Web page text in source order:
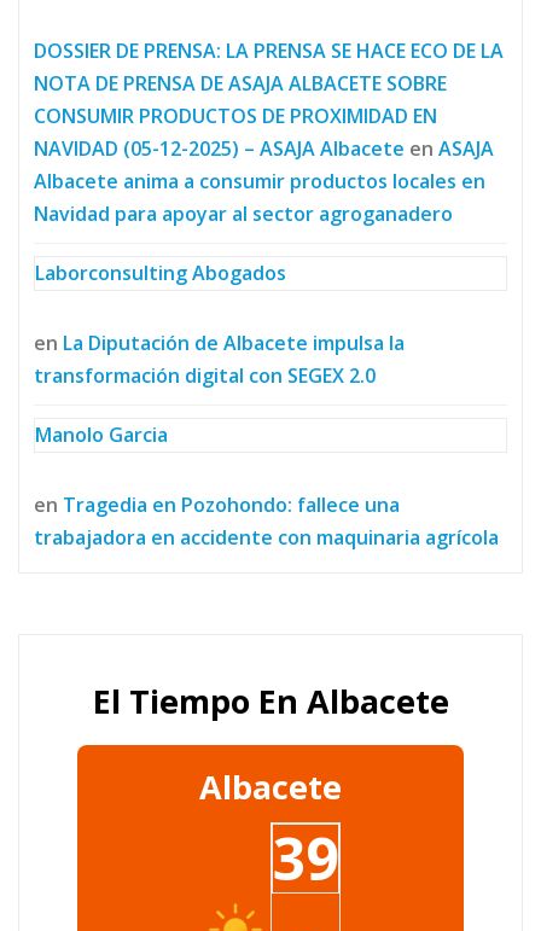
DOSSIER DE PRENSA: LA PRENSA SE HACE ECO DE LA
NOTA DE PRENSA DE ASAJA ALBACETE SOBRE
CONSUMIR PRODUCTOS DE PROXIMIDAD EN
NAVIDAD (05-12-2025) – ASAJA Albacete en ASAJA
Albacete anima a consumir productos locales en
Navidad para apoyar al sector agroganadero
Laborconsulting Abogados
en La Diputación de Albacete impulsa la
transformación digital con SEGEX 2.0
Manolo Garcia
en Tragedia en Pozohondo: fallece una
trabajadora en accidente con maquinaria agrícola
El Tiempo En Albacete
Albacete
39